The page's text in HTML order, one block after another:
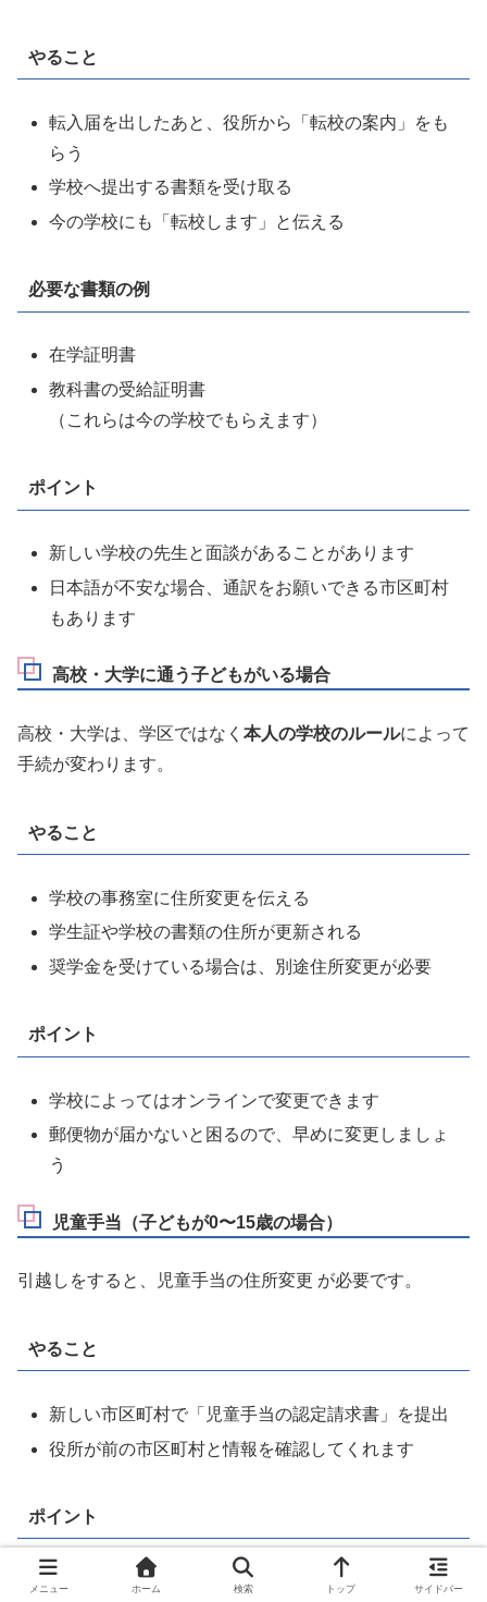
やること
転入届を出したあと、役所から「転校の案内」をも
らう
学校へ提出する書類を受け取る
今の学校にも「転校します」と伝える
必要な書類の例
在学証明書
教科書の受給証明書
（これらは今の学校でもらえます）
ポイント
新しい学校の先生と面談があることがあります
日本語が不安な場合、通訳をお願いできる市区町村
もあります
高校・大学に通う子どもがいる場合
高校・大学は、学区ではなく 本人の学校のルールによって
手続が変わります。
やること
学校の事務室に住所変更を伝える
学生証や学校の書類の住所が更新される
奨学金を受けている場合は、別途住所変更が必要
ポイント
学校によってはオンラインで変更できます
郵便物が届かないと困るので、早めに変更しましょ
う
児童手当（子どもが0〜15歳の場合）
引越しをすると、児童手当の住所変更 が必要です。
やること
新しい市区町村で「児童手当の認定請求書」を提出
役所が前の市区町村と情報を確認してくれます
ポイント
手続が遅れると、手当の支給が遅れることがありま
メニュー ホーム 検索 トップ サイドバー